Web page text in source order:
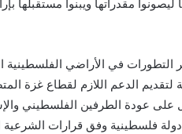
ليصونوا مقدراتها ويبنوا مستقبلها
التطورات في الأراضي
الدعم اللازم لقطاع غزة
على عودة الطرفين الفلسطيني
فلسطينية وفق قرارات الشرعية